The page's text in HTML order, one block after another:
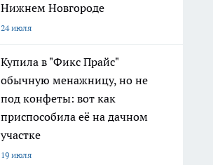
Нижнем Новгороде
24 июля
Купила в "Фикс Прайс"
обычную менажницу, но не
под конфеты: вот как
приспособила её на дачном
участке
19 июля